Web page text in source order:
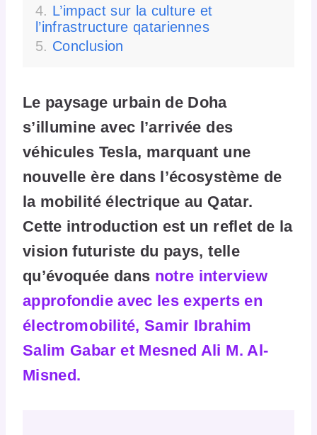
L’impact sur la culture et
l’infrastructure qatariennes
Conclusion
Le paysage urbain de Doha
s’illumine avec l’arrivée des
véhicules Tesla, marquant une
nouvelle ère dans l’écosystème de
la mobilité électrique au Qatar.
Cette introduction est un reflet de la
vision futuriste du pays, telle
qu’évoquée dans notre interview
approfondie avec les experts en
électromobilité, Samir Ibrahim
Salim Gabar et Mesned Ali M. Al-
Misned.